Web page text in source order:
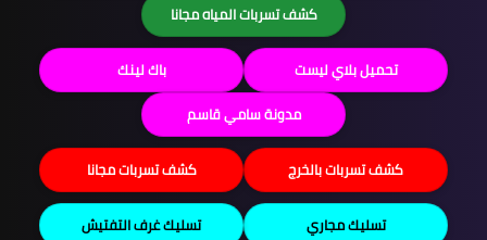
كشف تسربات المياه مجانا
تحميل بلاي ليست
باك لينك
مدونة سامي قاسم
كشف تسربات بالخرج كشف تسربات مجانا
تسليك مجاري
تسليك غرف التفتيش